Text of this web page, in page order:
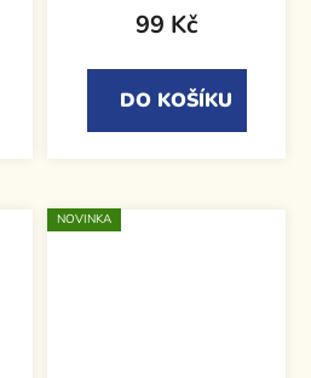
99 Kč
DO KOŠÍKU
NOVINKA